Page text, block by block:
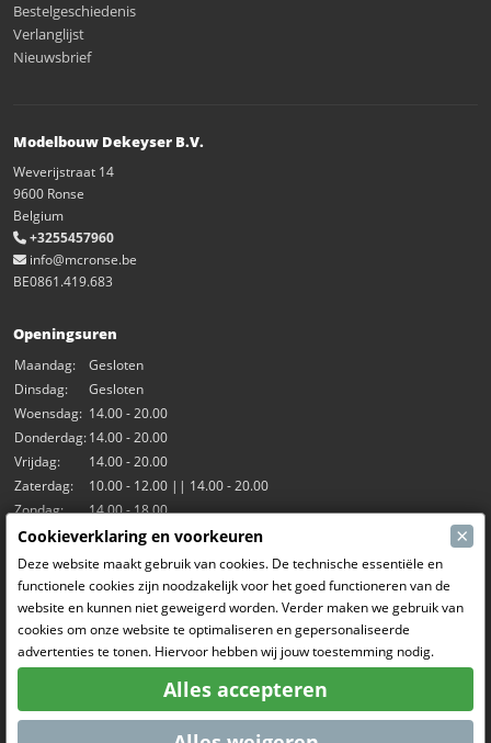
Bestelgeschiedenis
Verlanglijst
Nieuwsbrief
Modelbouw Dekeyser B.V.
Weverijstraat 14
9600 Ronse
Belgium
+3255457960
info@mcronse.be
BE0861.419.683
Openingsuren
Maandag:
Gesloten
Dinsdag:
Gesloten
Woensdag: 14.00 - 20.00
Donderdag:14.00 - 20.00
Vrijdag:
14.00 - 20.00
Zaterdag:
10.00 - 12.00 || 14.00 - 20.00
Zondag:
14.00 - 18.00
Onze activiteiten
Indoorhal Hangar7
RC Driften
RC Bangers
Fun and Friends
Sociale Media
Cookieverklaring en voorkeuren ×
Deze website maakt gebruik van cookies. De technische essentiële en
functionele cookies zijn noodzakelijk voor het goed functioneren van de
website en kunnen niet geweigerd worden. Verder maken we gebruik van
cookies om onze website te optimaliseren en gepersonaliseerde
advertenties te tonen. Hiervoor hebben wij jouw toestemming nodig.
Alles accepteren